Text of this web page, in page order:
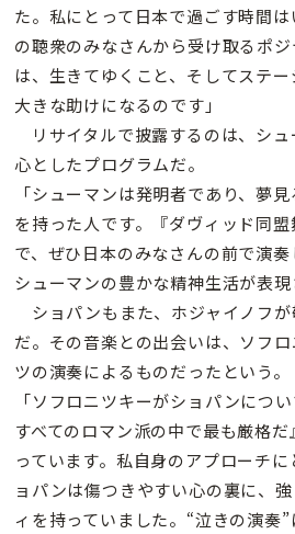
た。私にとって日本で過ごす時間
の聴衆のみなさんから受け取るポ
は、生きてゆくこと、そしてステ
大きな助けになるのです」
リサイタルで披露するのは、シ
心としたプログラムだ。
「シューマンは発明者であり、夢
を持った人です。『ダヴィッド同
で、ぜひ日本のみなさんの前で演奏
シューマンの豊かな精神生活が表現
ショパンもまた、ホジャイノフ
だ。その音楽との出会いは、ソフ
ツの演奏によるものだったという。
「ソフロニツキーがショパンにつ
すべてのロマン派の中で最も厳格
っています。私自身のアプローチ
ョパンは傷つきやすい心の裏に、
ィを持っていました。“泣きの演奏”